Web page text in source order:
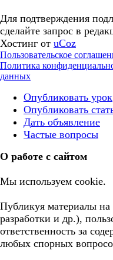
Для подтверждения
сделайте запрос в
Хостинг от uCoz
Пользовательское
Политика
данных
Опубликовать урок
Опубликовать
Дать объявление
Частые вопросы
О работе с сайтом
Мы используем cookie.
Публикуя материалы на
разработки и др.),
ответственность за
любых спорных